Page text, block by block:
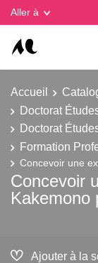
Aller à
Accueil
Doctorat
Doctorat
Formation
Concevoir une
Concevoir
Kakemono
Ajouter à la
Gestion des cookies